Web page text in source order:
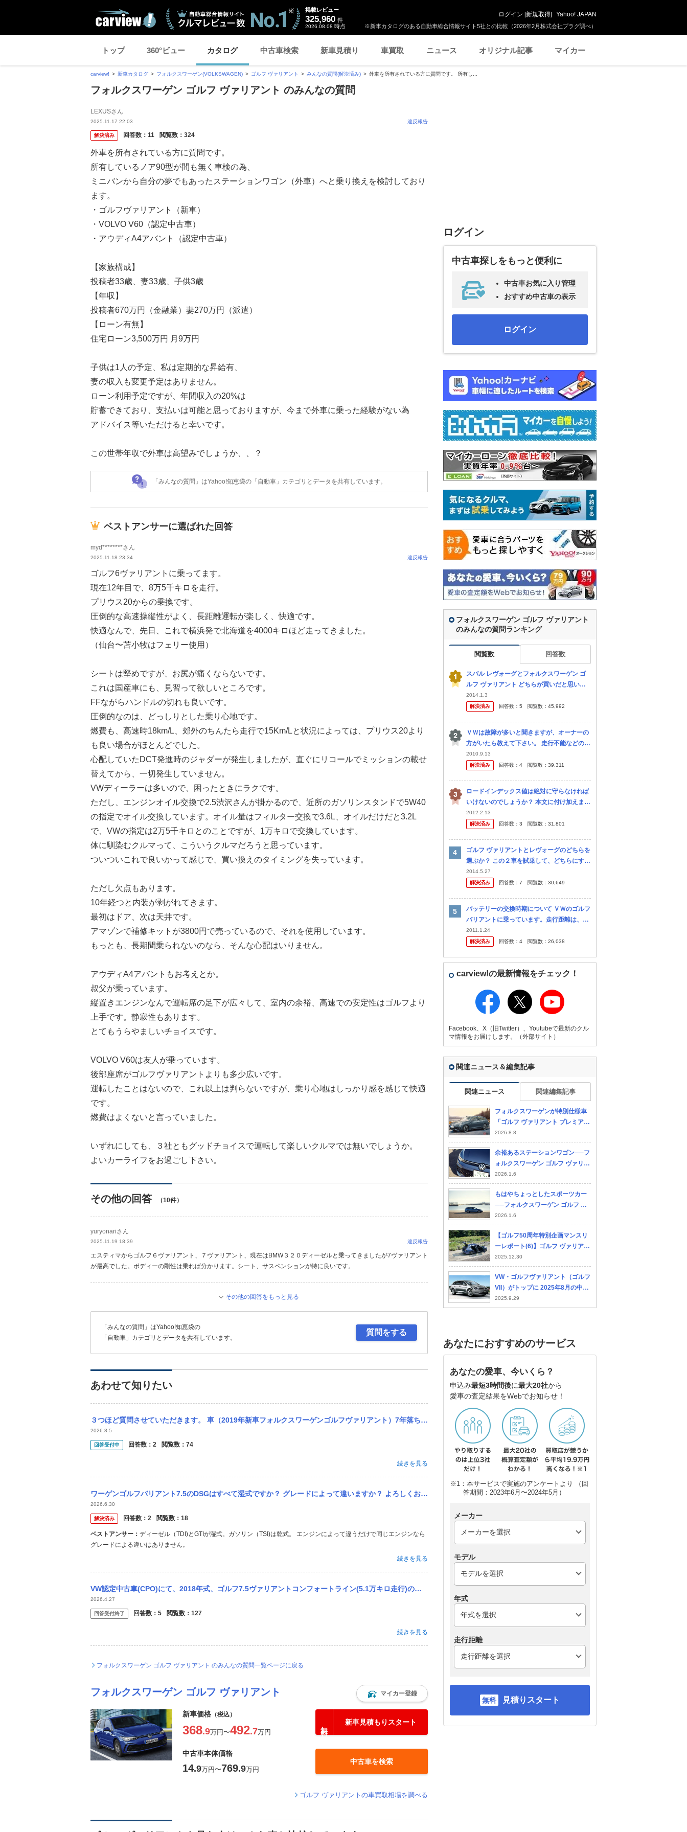
※新車カタログのある自動車総合情報サイト5社との比較（2026年2月株式会社プラグ調べ）
掲載レビュー
325,960 件
2026.08.08 時点
ログイン [新規取得] Yahoo! JAPAN
トップ 360°ビュー カタログ 中古車検索 新車見積り 車買取 ニュース オリジナル記事 マイカー
carview! 新車カタログ フォルクスワーゲン(VOLKSWAGEN) ゴルフ ヴァリアント みんなの質問(解決済み) 外車を所有されている方に質問です。 所有し...
フォルクスワーゲン ゴルフ ヴァリアント のみんなの質問
LEXUSさん
2025.11.17 22:03 違反報告
解決済み 回答数： 11 閲覧数： 324
外車を所有されている方に質問です。
所有しているノア90型が間も無く車検の為、
ミニバンから自分の夢でもあったステーションワゴン（外車）へと乗り換えを検討しており
ます。
・ゴルフヴァリアント（新車）
・VOLVO V60（認定中古車）
・アウディA4アバント（認定中古車）
【家族構成】
投稿者33歳、妻33歳、子供3歳
【年収】
投稿者670万円（金融業）妻270万円（派遣）
【ローン有無】
住宅ローン3,500万円 月9万円
子供は1人の予定、私は定期的な昇給有、
妻の収入も変更予定はありません。
ローン利用予定ですが、年間収入の20%は
貯蓄できており、支払いは可能と思っておりますが、今まで外車に乗った経験がない為
アドバイス等いただけると幸いです。
この世帯年収で外車は高望みでしょうか、、？
「みんなの質問」はYahoo!知恵袋の「自動車」カテゴリとデータを共有しています。
ベストアンサーに選ばれた回答
myd********さん
2025.11.18 23:34 違反報告
ゴルフ6ヴァリアントに乗ってます。
現在12年目で、8万5千キロを走行。
プリウス20からの乗換です。
圧倒的な高速操縦性がよく、長距離運転が楽しく、快適です。
快適なんで、先日、これで横浜発で北海道を4000キロほど走ってきました。
（仙台〜苫小牧はフェリー使用）
シートは堅めですが、お尻が痛くならないです。
これは国産車にも、見習って欲しいところです。
FFながらハンドルの切れも良いです。
圧倒的なのは、どっしりとした乗り心地です。
燃費も、高速時18km/L、郊外のちんたら走行で15Km/Lと状況によっては、プリウス20より
も良い場合がほとんどでした。
心配していたDCT発進時のジャダーが発生しましたが、直ぐにリコールでミッションの載せ
替えてから、一切発生していません。
VWディーラーは多いので、困ったときにラクです。
ただし、エンジンオイル交換で2.5渋沢さんが掛かるので、近所のガソリンスタンドで5W40
の指定でオイル交換しています。オイル量はフィルター交換で3.6L、オイルだけだと3.2L
で、VWの指定は2万5千キロとのことですが、1万キロで交換しています。
体に馴染むクルマって、こういうクルマだろうと思っています。
ついついこれで良いかって感じで、買い換えのタイミングを失っています。
ただし欠点もあります。
10年経つと内装が剥がれてきます。
最初はドア、次は天井です。
アマゾンで補修キットが3800円で売っているので、それを使用しています。
もっとも、長期間乗られないのなら、そんな心配はいりません。
アウディA4アバントもお考えとか。
叔父が乗っています。
縦置きエンジンなんで運転席の足下が広々して、室内の余裕、高速での安定性はゴルフより
上手です。静寂性もあります。
とてもうらやましいチョイスです。
VOLVO V60は友人が乗っています。
後部座席がゴルフヴァリアントよりも多少広いです。
運転したことはないので、これ以上は判らないですが、乗り心地はしっかり感を感じて快適
です。
燃費はよくないと言っていました。
いずれにしても、３社ともグッドチョイスで運転して楽しいクルマでは無いでしょうか。
よいカーライフをお過ごし下さい。
その他の回答 （10件）
yuryonariさん
2025.11.19 18:39 違反報告
エスティマからゴルフ６ヴァリアント、７ヴァリアント、現在はBMW３２０ディーゼルと乗ってきましたが7ヴァリアント
が最高でした。ボディーの剛性は乗れば分かります。シート、サスペンションが特に良いです。
その他の回答をもっと見る
「みんなの質問」はYahoo!知恵袋の
「自動車」カテゴリとデータを共有しています。
質問をする
あわせて知りたい
３つほど質問させていただきます。 車（2019年新車フォルクスワーゲンゴルフヴァリアント）7年落ち（6万キロ走行・使用1ヶ月前に車検済）を知人から購入後、使用2回目で助手席の窓（パワーウィンドウ...
2026.8.5
回答受付中 回答数： 2 閲覧数： 74
続きを見る
ワーゲンゴルフバリアント7.5のDSGはすべて湿式ですか？ グレードによって違いますか？ よろしくお願い申し上げます。
2026.6.30
解決済み 回答数： 2 閲覧数： 18
ベストアンサー： ディーゼル（TDI)とGTIが湿式。ガソリン（TSI)は乾式。 エンジンによって違うだけで同じエンジンなら
グレードによる違いはありません。
続きを見る
VW認定中古車(CPO)にて、2018年式、ゴルフ7.5ヴァリアントコンフォートライン(5.1万キロ走行)の購入を検討しています。いくつかみなさんの意見を聞きたいです。 ①コンフォートラインの1...
2026.4.27
回答受付終了 回答数： 5 閲覧数： 127
続きを見る
フォルクスワーゲン ゴルフ ヴァリアント のみんなの質問一覧ページに戻る
フォルクスワーゲン ゴルフ ヴァリアント マイカー登録
新車価格 （税込）
368.9万円〜492.7万円
新車見積もりスタート
中古車本体価格
14.9万円〜769.9万円
中古車を検索
ゴルフ ヴァリアントの車買取相場を調べる
ログイン
中古車探しをもっと便利に
中古車お気に入り管理
おすすめ中古車の表示
ログイン
フォルクスワーゲン ゴルフ ヴァリアント
のみんなの質問ランキング
閲覧数 回答数
スバル レヴォーグとフォルクスワーゲン ゴ
ルフ ヴァリアント どちらが買いだと思いま
すか？ それぞれの特徴や良いところ悪いとこ
ろを含めお答えいただけると嬉しいです
2014.1.3
解決済み
回答数： 5 閲覧数： 45,992
ＶＷは故障が多いと聞きますが、オーナーの
方がいたら教えて下さい。 走行不能などの重
い故障ですか？ それとも電装品の故障の事で
すか？ アメ車と比べてどちらの故障率のほう
2010.9.13
解決済み
回答数： 4 閲覧数： 39,311
ロードインデックス値は絶対に守らなければ
いけないのでしょうか？ 本文に付け加えます
と 一般的な205/55R16のインデックスは91
と89がありますが 標準で91のインデックス
2012.2.13
解決済み
回答数： 3 閲覧数： 31,801
ゴルフ ヴァリアントとレヴォーグのどちらを
選ぶか？ この２車を試乗して、どちらにする
か迷っていますが、皆さんのご意見を下さ
い。 当方の選択基準は、①高速安定性／静寂
2014.5.27
解決済み
回答数： 7 閲覧数： 30,649
バッテリーの交換時期について ＶＷのゴルフ
バリアントに乗っています。走行距離は、週
末乗りで現在15000ｋｍです。３月に３年目
の車検の為、ディラーに見積もりを取った
2011.1.24
解決済み
回答数： 4 閲覧数： 26,038
carview!の最新情報をチェック！
Facebook、X（旧Twitter）、Youtubeで最新のクル
マ情報をお届けします。（外部サイト）
関連ニュース＆編集記事
関連ニュース 関連編集記事
フォルクスワーゲンが特別仕様車
「ゴルフ ヴァリアント プレミアム
サウンドエディション」を発売
2026.8.8
余裕あるステーションワゴン──フ
ォルクスワーゲン ゴルフ ヴァリア
ント TDI R-Line試乗記
2026.1.6
もはやちょっとしたスポーツカー
──フォルクスワーゲン ゴルフ ヴ
ァリアント TDI R-Line試乗記
2026.1.6
【ゴルフ50周年特別企画マンスリ
ーレポート(6)】ゴルフ ヴァリアン
トTDI Rライン編「燃費と走り積載
力を兼ね備えた万能選手」
2025.12.30
VW・ゴルフヴァリアント（ゴルフ
VII）がトップに 2025年8月の中古
車値下りランキング
2025.9.29
あなたにおすすめのサービス
あなたの愛車、今いくら？
申込み最短3時間後に最大20社から
愛車の査定結果をWebでお知らせ！
※1：本サービスで実施のアンケートより （回
答期間：2023年6月〜2024年5月）
メーカー
モデル
年式
走行距離
見積りスタート